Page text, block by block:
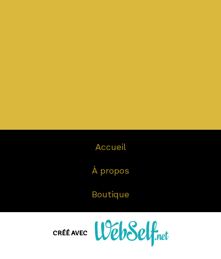
Accueil
À propos
Boutique
Coffret personnalisé
Contact
CRÉÉ AVEC